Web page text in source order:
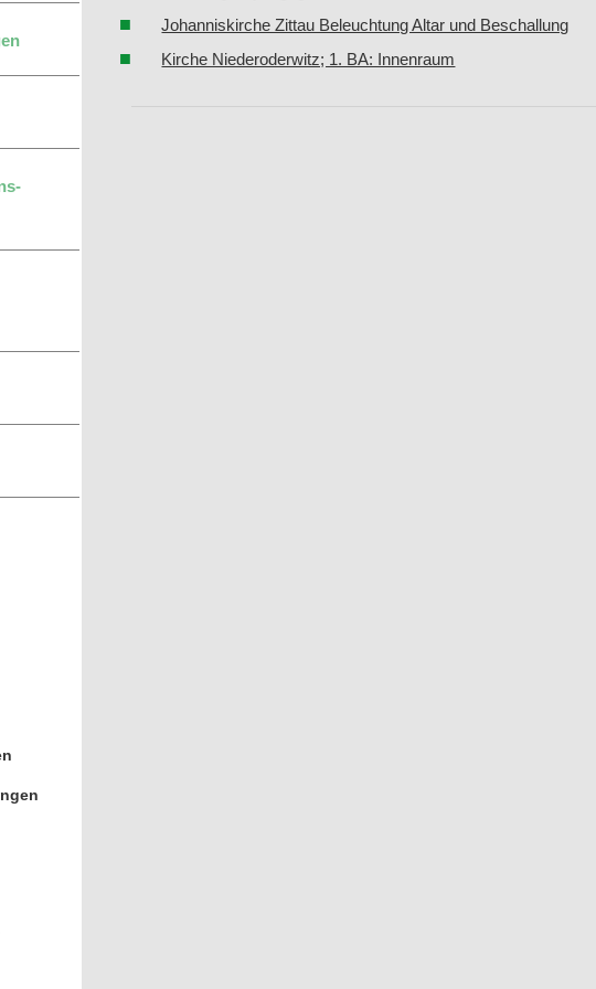
Johanniskirche Zittau Beleuchtung Altar und Beschallung
Kirche Niederoderwitz; 1. BA: Innenraum